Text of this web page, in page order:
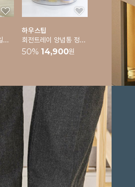
[바겐슈타이거] 오일스프레이 1p
하우스팁
회전트레이 양념통 정리대 냉장고정리 트레이 주방정리
50% 14,900원